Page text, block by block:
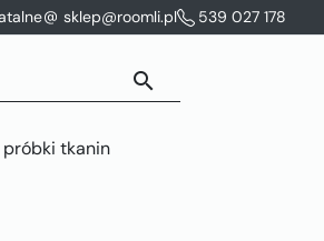
sklep@roomli.pl 539 027 178
search
próbki tkanin